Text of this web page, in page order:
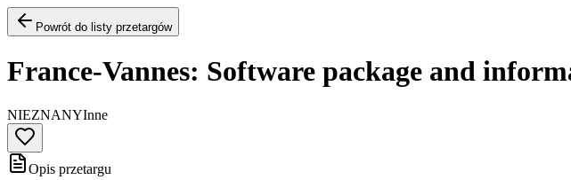
Powrót do listy przetargów
France-Vannes: Software package and
NIEZNANYInne
Opis przetargu